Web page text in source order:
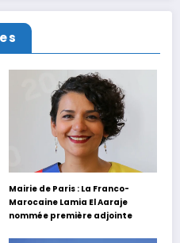
Mairie de Paris : La Franco-
Marocaine Lamia El Aaraje
nommée première adjointe